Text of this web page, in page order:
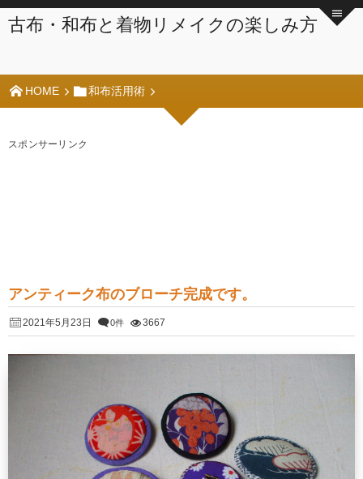
古布・和布と着物リメイクの楽しみ方
HOME 和布活用術
スポンサーリンク
アンティーク布のブローチ完成です。
2021年5月23日 0件 3667